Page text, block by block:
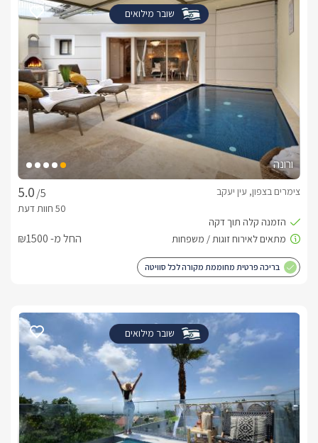
שובר מילואים
ורונה
/5
צימרים בצפון, עין יעקב
החל מ- ₪1500
בריכה פרטית מחוממת מקורה לכל סוויטה
שובר מילואים